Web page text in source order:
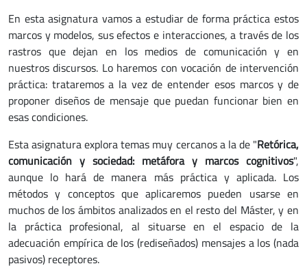
En esta asignatura vamos a estudiar de forma práctica estos
marcos y modelos, sus efectos e interacciones, a través de los
rastros que dejan en los medios de comunicación y en
nuestros discursos. Lo haremos con vocación de intervención
práctica: trataremos a la vez de entender esos marcos y de
proponer diseños de mensaje que puedan funcionar bien en
esas condiciones.
Esta asignatura explora temas muy cercanos a la de "Retórica,
comunicación y sociedad: metáfora y marcos cognitivos",
aunque lo hará de manera más práctica y aplicada. Los
métodos y conceptos que aplicaremos pueden usarse en
muchos de los ámbitos analizados en el resto del Máster, y en
la práctica profesional, al situarse en el espacio de la
adecuación empírica de los (rediseñados) mensajes a los (nada
pasivos) receptores.